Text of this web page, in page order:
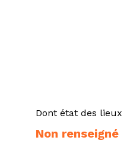
Dont état des lieux
Non renseigné